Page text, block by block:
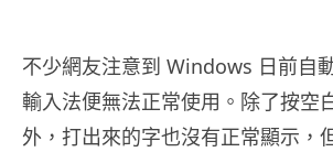
不少網友注意到 Windows 日前自
輸入法便無法正常使用。除了按空
外，打出來的字也沒有正常顯示，